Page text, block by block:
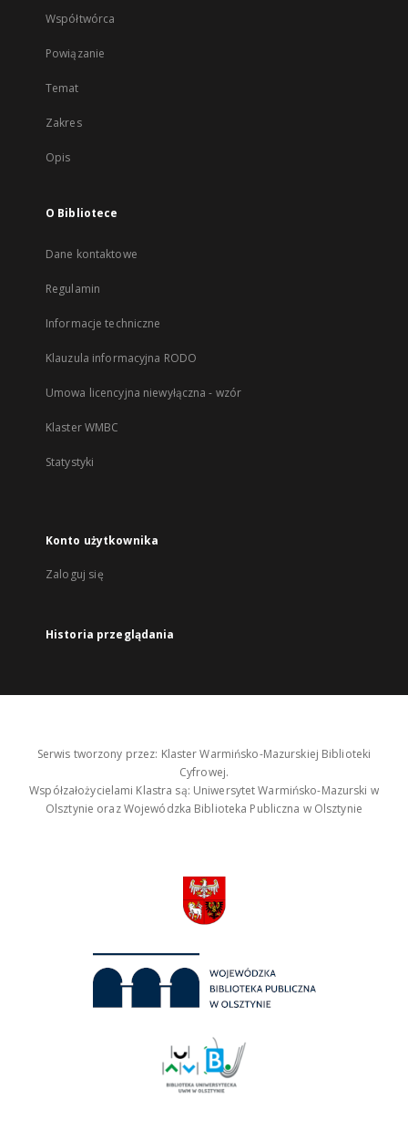
Współtwórca
Powiązanie
Temat
Zakres
Opis
O Bibliotece
Dane kontaktowe
Regulamin
Informacje techniczne
Klauzula informacyjna RODO
Umowa licencyjna niewyłączna - wzór
Klaster WMBC
Statystyki
Konto użytkownika
Zaloguj się
Historia przeglądania
Serwis tworzony przez: Klaster Warmińsko-Mazurskiej Biblioteki
Cyfrowej.
Współzałożycielami Klastra są: Uniwersytet Warmińsko-Mazurski w
Olsztynie oraz Wojewódzka Biblioteka Publiczna w Olsztynie